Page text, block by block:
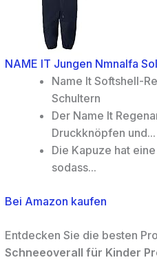
NAME IT Jungen Nmnalfa
Name It Softshell-
Schultern
Der Name It
Druckknöpfen und...
Die Kapuze hat
sodass...
Bei Amazon kaufen
Entdecken Sie die besten
Schneeoverall für Kinder